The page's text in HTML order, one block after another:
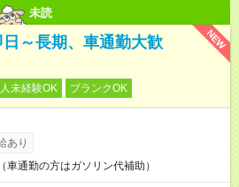
未読
NEW
～長期、車通勤大歓
未経験OK ブランクOK
あり
車通勤の方はガソリン代補助）